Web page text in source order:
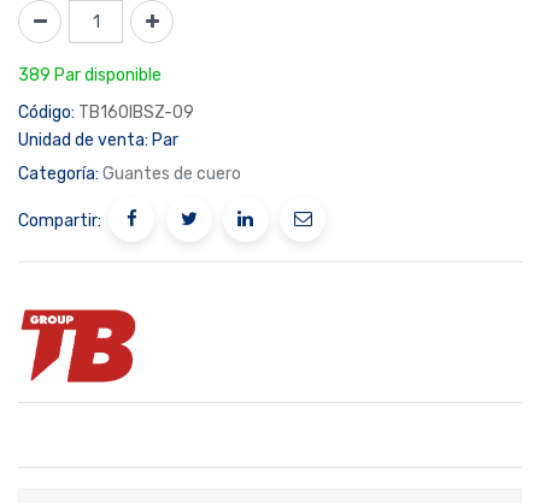
389 Par disponible
Código: TB160IBSZ-09
Unidad de venta: Par
Categoría: Guantes de cuero
Compartir: